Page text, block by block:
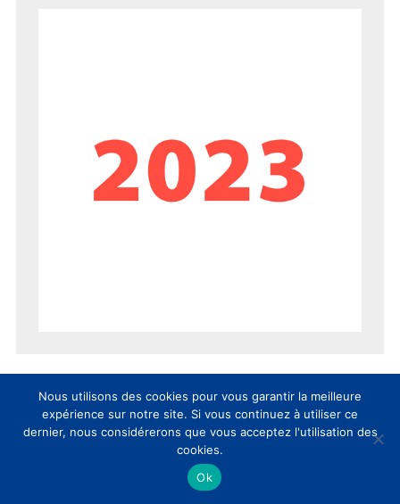
Nous utilisons des cookies pour vous garantir la meilleure
expérience sur notre site. Si vous continuez à utiliser ce
dernier, nous considérerons que vous acceptez l'utilisation des
cookies.
Ok